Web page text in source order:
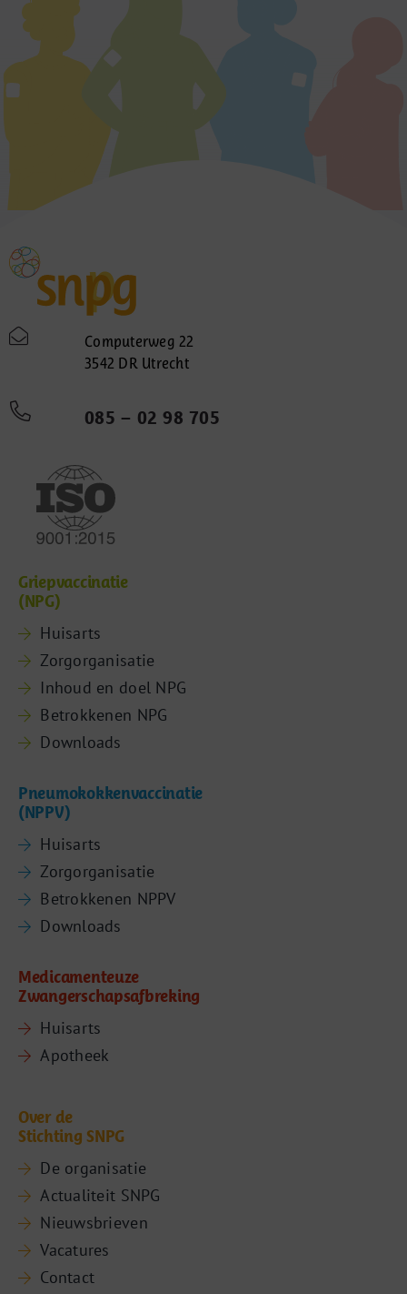
Computerweg 22
3542 DR Utrecht
085 – 02 98 705
Griepvaccinatie
(NPG)
Huisarts
Zorgorganisatie
Inhoud en doel NPG
Betrokkenen NPG
Downloads
Pneumokokkenvaccinatie
(NPPV)
Huisarts
Zorgorganisatie
Betrokkenen NPPV
Downloads
Medicamenteuze
Zwangerschapsafbreking
Huisarts
Apotheek
Over de
Stichting SNPG
De organisatie
Actualiteit SNPG
Nieuwsbrieven
Vacatures
Contact